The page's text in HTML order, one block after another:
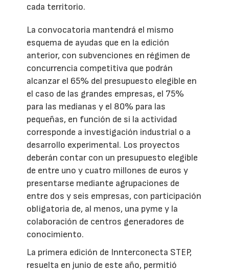
cada territorio.
La convocatoria mantendrá el mismo
esquema de ayudas que en la edición
anterior, con subvenciones en régimen de
concurrencia competitiva que podrán
alcanzar el 65% del presupuesto elegible en
el caso de las grandes empresas, el 75%
para las medianas y el 80% para las
pequeñas, en función de si la actividad
corresponde a investigación industrial o a
desarrollo experimental. Los proyectos
deberán contar con un presupuesto elegible
de entre uno y cuatro millones de euros y
presentarse mediante agrupaciones de
entre dos y seis empresas, con participación
obligatoria de, al menos, una pyme y la
colaboración de centros generadores de
conocimiento.
La primera edición de Innterconecta STEP,
resuelta en junio de este año, permitió